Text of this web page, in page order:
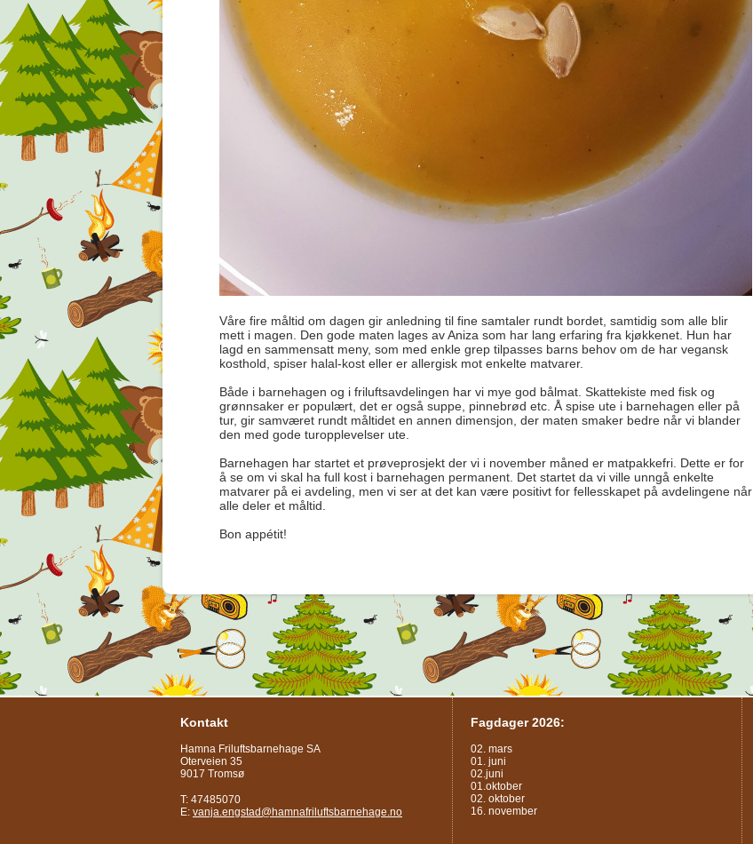
Våre fire måltid om dagen gir anledning til fine samtaler rundt bordet, samtidig som alle blir
mett i magen. Den gode maten lages av Aniza som har lang erfaring fra kjøkkenet. Hun har
lagd en sammensatt meny, som med enkle grep tilpasses barns behov om de har vegansk
kosthold, spiser halal-kost eller er allergisk mot enkelte matvarer.
Både i barnehagen og i friluftsavdelingen har vi mye god bålmat. Skattekiste med fisk og
grønnsaker er populært, det er også suppe, pinnebrød etc. Å spise ute i barnehagen eller på
tur, gir samværet rundt måltidet en annen dimensjon, der maten smaker bedre når vi blander
den med gode turopplevelser ute.
Barnehagen har startet et prøveprosjekt der vi i november måned er matpakkefri. Dette er for
å se om vi skal ha full kost i barnehagen permanent. Det startet da vi ville unngå enkelte
matvarer på ei avdeling, men vi ser at det kan være positivt for fellesskapet på avdelingene når
alle deler et måltid.
Bon appétit!
Kontakt
Hamna Friluftsbarnehage SA
Oterveien 35
9017 Tromsø
T: 47485070
E: vanja.engstad@hamnafriluftsbarnehage.no
Fagdager 2026:
02. mars
01. juni
02.juni
01.oktober
02. oktober
16. november